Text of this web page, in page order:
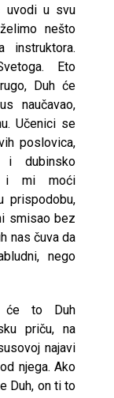
uvodi u svu
nešto
instruktora.
Eto
Duh će
naučavao,
Učenici se
poslovica,
i dubinsko
i mi moći
prispodobu,
smisao bez
nas čuva da
nego
će to Duh
priču, na
najavi
njega. Ako
Duh, on ti to